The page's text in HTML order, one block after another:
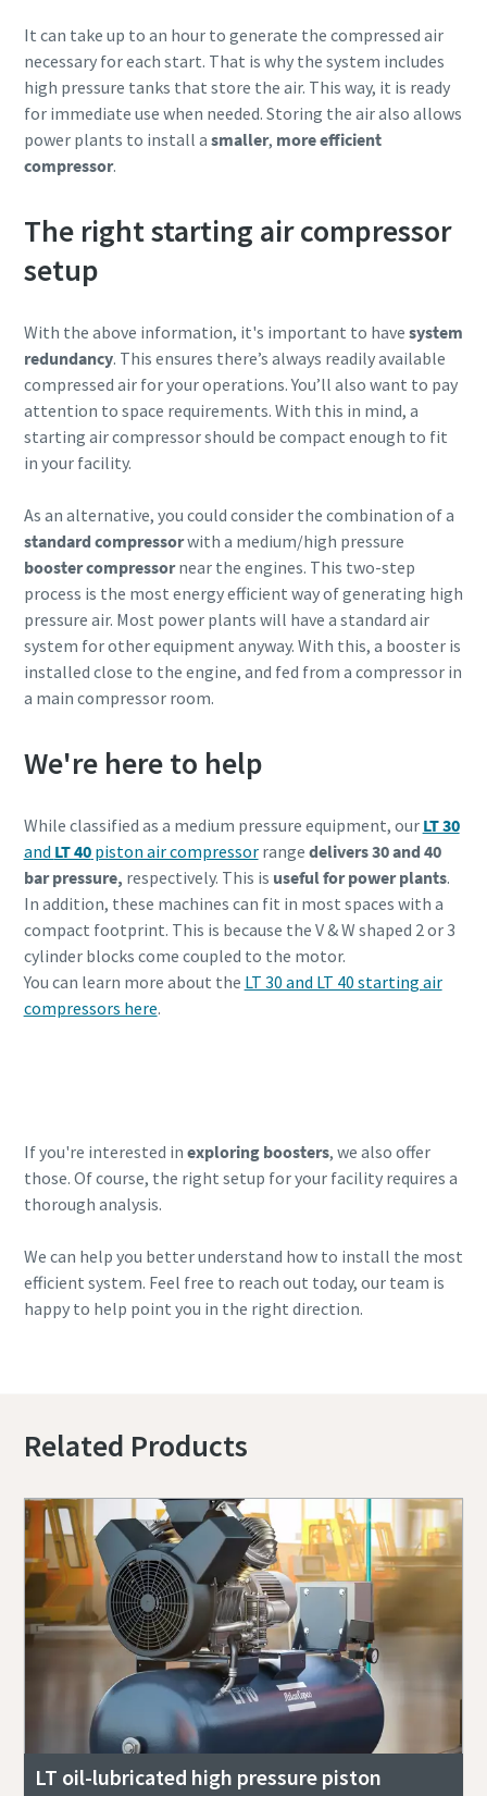
10 steps to a green and more efficient
production
know
Více informací
It can take up to an hour to generate the compressed air
necessary for each start. That is why the system includes
high pressure tanks that store the air. This way, it is ready
for immediate use when needed. Storing the air also allows
power plants to install a smaller, more efficient
compressor.
The right starting air compressor
setup
With the above information, it's important to have system
redundancy. This ensures there’s always readily available
compressed air for your operations. You’ll also want to pay
attention to space requirements. With this in mind, a
starting air compressor should be compact enough to fit
in your facility.
As an alternative, you could consider the combination of a
standard compressorwith a medium/high pressure
booster compressornear the engines. This two-step
process is the most energy efficient way of generating high
pressure air. Most power plants will have a standard air
system for other equipment anyway. With this, a booster is
installed close to the engine, and fed from a compressor in
a main compressor room.
We're here to help
While classified as a medium pressure equipment, our LT 30
and LT 40piston air compressorrange delivers 30 and 40
bar pressure, respectively. This is useful for power plants.
In addition, these machines can fit in most spaces with a
compact footprint. This is because the V & W shaped 2 or 3
cylinder blocks come coupled to the motor.
You can learn more about the LT 30 and LT 40 starting air
compressors here.
If you're interested in exploring boosters, we also offer
those. Of course, the right setup for your facility requires a
thorough analysis.
We can help you better understand how to install the most
efficient system. Feel free to reach out today, our team is
happy to help point you in the right direction.
Related Products
LT oil-lubricated high pressure piston
Váš požadavek:
Tím, že pošlete tento požadavek,
shromážděných údajů. Další
informace najdete v našich
zásadách ochrany osobních údajů.
Přečetl jsem si a přijímám
Odeslat
Ověření proti robotům
Klikněte pro ověření
Friendly Captcha ⇗
Váš požadavek:
Tím, že pošlete tento požadavek,
shromážděných údajů. Další
informace najdete v našich
zásadách ochrany osobních údajů.
Přečetl jsem si a přijímám
Odeslat
Ověření proti robotům
Klikněte pro ověření
Friendly Captcha ⇗